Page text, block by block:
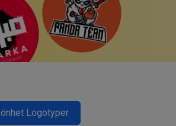
Logotyper